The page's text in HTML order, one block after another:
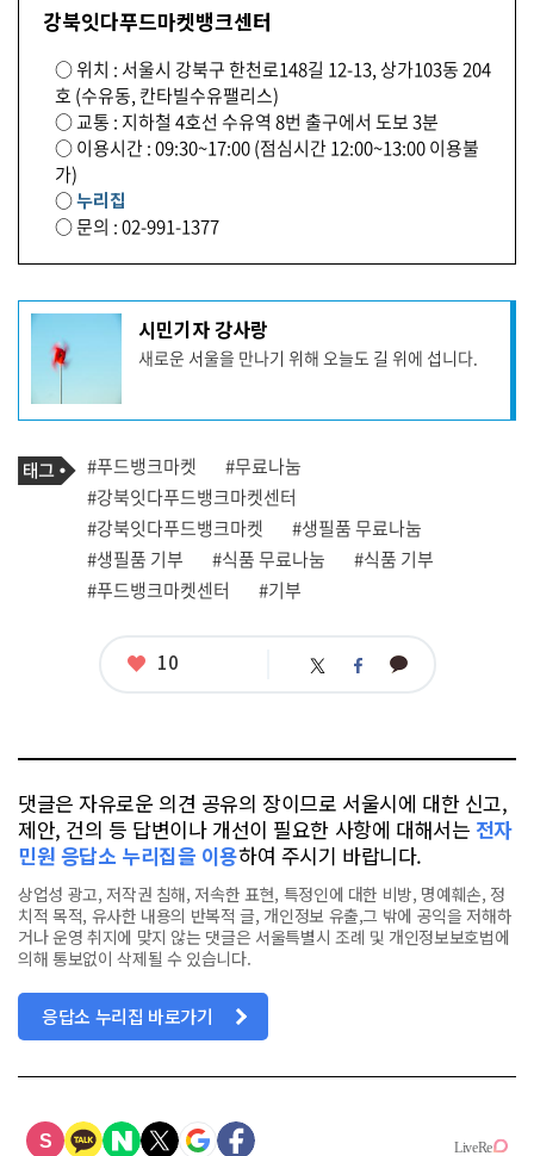
강북잇다푸드마켓뱅크센터
○ 위치 : 서울시 강북구 한천로148길 12-13, 상가103동 204
호 (수유동, 칸타빌수유팰리스)
○ 교통 : 지하철 4호선 수유역 8번 출구에서 도보 3분
○ 이용시간 : 09:30~17:00 (점심시간 12:00~13:00 이용불
가)
○누리집
○ 문의 : 02-991-1377
기
자
프
필
시민기자 강사랑
새로운 서울을 만나기 위해 오늘도 길 위에 섭니다.
기
사
관
련
태
그
태
그
#푸드뱅크마켓
#무료나눔
#강북잇다푸드뱅크마켓센터
#강북잇다푸드뱅크마켓
#생필품 무료나눔
#생필품 기부
#식품 무료나눔
#식품 기부
#푸드뱅크마켓센터
#기부
좋
10 트 페 카
댓글은 자유로운 의견 공유의 장이므로 서울시에 대한 신고,
제안, 건의 등 답변이나 개선이 필요한 사항에 대해서는 전자
민원 응답소 누리집을 이용하여 주시기 바랍니다.
상업성 광고, 저작권 침해, 저속한 표현, 특정인에 대한 비방, 명예훼손, 정
치적 목적, 유사한 내용의 반복적 글, 개인정보 유출,그 밖에 공익을 저해하
거나 운영 취지에 맞지 않는 댓글은 서울특별시 조례 및 개인정보보호법에
의해 통보없이 삭제될 수 있습니다.
응답소 누리집 바로가기